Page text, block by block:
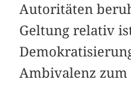
Autoritäten
Geltung relativ
Ambivalenz